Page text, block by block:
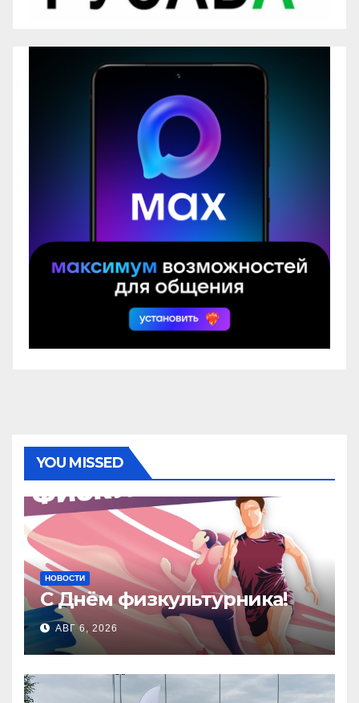
YOU MISSED
НОВОСТИ
С Днём физкультурника!
АВГ 6, 2026